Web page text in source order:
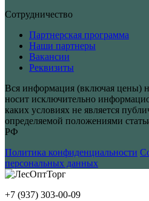
Сотрудничество
Партнерская программа
Наши партнеры
Вакансии
Реквизиты
Вся информация (включая цены)
носит исключительно
каких условиях не является
определяемой положениями
РФ
Политика конфиденциальности
персональных данных
+7 (937) 303-00-09